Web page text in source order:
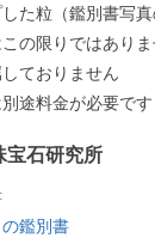
た粒（鑑別書写
の限りではあり
ておりません
途料金が必要です
宝石研究所
鑑別書